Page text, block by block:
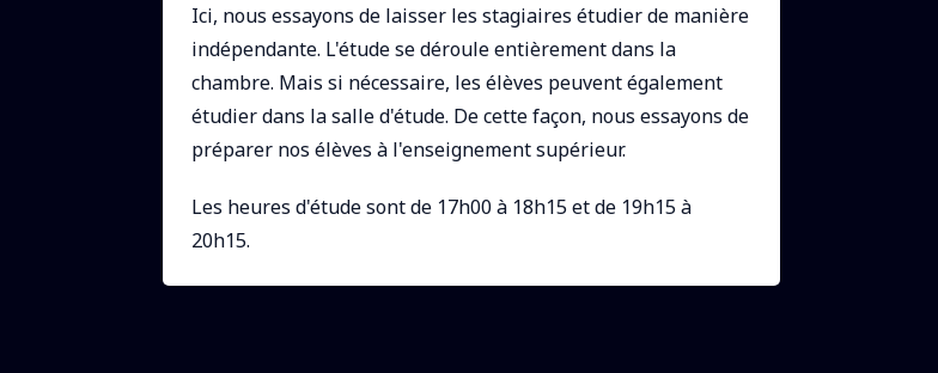
Ici, nous essayons de laisser les stagiaires étudier de manière
indépendante. L'étude se déroule entièrement dans la
chambre. Mais si nécessaire, les élèves peuvent également
étudier dans la salle d'étude. De cette façon, nous essayons de
préparer nos élèves à l'enseignement supérieur.
Les heures d'étude sont de 17h00 à 18h15 et de 19h15 à
20h15.